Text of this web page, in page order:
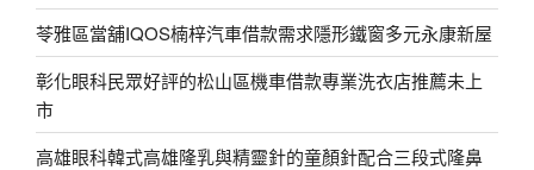
苓雅區當舖IQOS楠梓汽車借款需求隱形鐵窗多元永康新屋
彰化眼科民眾好評的松山區機車借款專業洗衣店推薦未上
市
高雄眼科韓式高雄隆乳與精靈針的童顏針配合三段式隆鼻